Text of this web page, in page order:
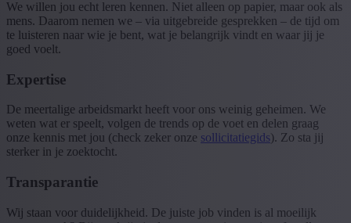
We willen jou echt leren kennen. Niet alleen op papier, maar ook als
mens. Daarom nemen we – via uitgebreide gesprekken – de tijd om
te luisteren naar wie je bent, wat je belangrijk vindt en waar jij je
goed voelt.
Expertise
De meertalige arbeidsmarkt heeft voor ons weinig geheimen. We
weten wat er speelt, volgen de trends op de voet en delen graag
onze kennis met jou (check zeker onze sollicitatiegids). Zo sta jij
sterker in je zoektocht.
Transparantie
Wij staan voor duidelijkheid. De juiste job vinden is al moeilijk